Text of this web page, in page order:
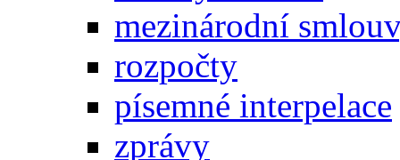
mezinárodní
rozpočty
písemné interpelace
zprávy